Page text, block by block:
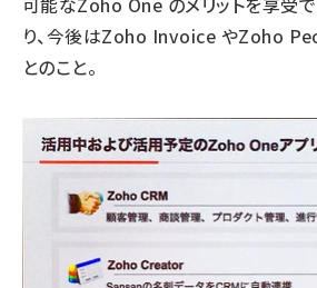
り、今後はZoho Invoice やZoho
とのこと。